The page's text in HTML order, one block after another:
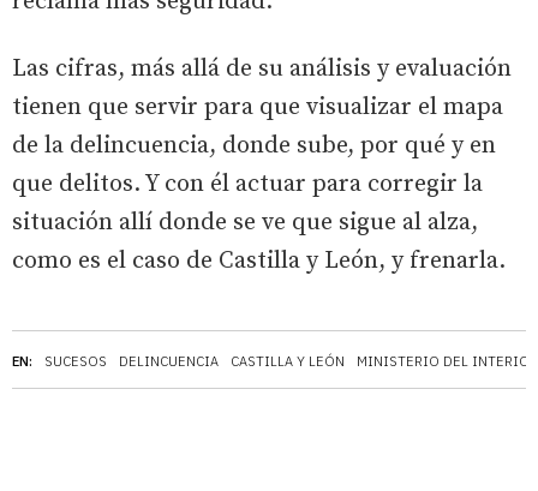
EN: SUCESOS DELINCUENCIA CASTILLA Y LEÓN MINISTERIO DEL INTERIOR
Las cifras, más allá de su análisis y evaluación
tienen que servir para que visualizar el mapa
de la delincuencia, donde sube, por qué y en
que delitos. Y con él actuar para corregir la
situación allí donde se ve que sigue al alza,
como es el caso de Castilla y León, y frenarla.